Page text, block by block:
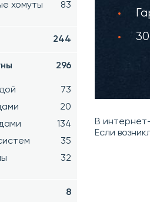
хомуты
83
244
296
73
20
134
35
32
8
В
Если